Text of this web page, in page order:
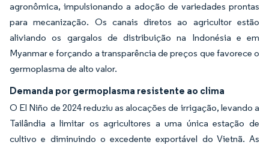
agronômica, impulsionando a adoção de variedades prontas
para mecanização. Os canais diretos ao agricultor estão
aliviando os gargalos de distribuição na Indonésia e em
Myanmar e forçando a transparência de preços que favorece o
germoplasma de alto valor.
Demanda por germoplasma resistente ao clima
O El Niño de 2024 reduziu as alocações de irrigação, levando a
Tailândia a limitar os agricultores a uma única estação de
cultivo e diminuindo o excedente exportável do Vietnã. As